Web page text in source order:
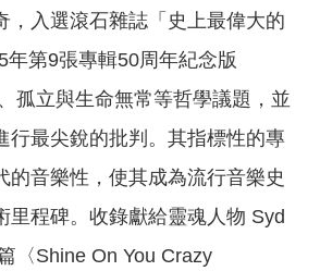
，入選滾石雜誌「史上最偉大的
年第9張專輯50周年紀念版
孤立與生命無常等哲學議題，並
行最尖銳的批判。其指標性的專
的音樂性，使其成為流行音樂史
里程碑。收錄獻給靈魂人物 Syd
〈Shine On You Crazy